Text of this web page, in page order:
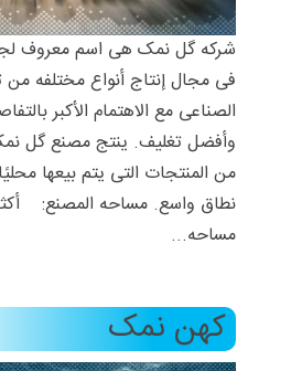
شرکه گل نمک هی اسم معروف
فی مجال إنتاج أنواع مختلفه
الصناعی مع الاهتمام الأکبر
وأفضل تغلیف. ینتج مصنع گل
من المنتجات التی یتم بیعها
مساحه...
کهن نمک